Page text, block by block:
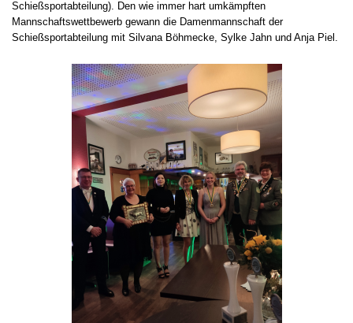
Schießsportabteilung). Den wie immer hart umkämpften
Mannschaftswettbewerb gewann die Damenmannschaft der
Schießsportabteilung mit Silvana Böhmecke, Sylke Jahn und Anja Piel.